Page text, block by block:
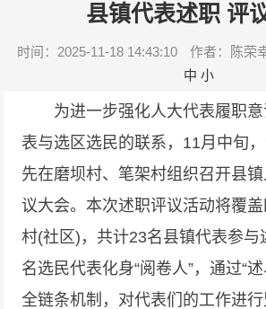
县镇代表述职 评
时间：2025-11-18 14:43:10 作者：陈荣
中 小
为进一步强化人大代表履职意
表与选区选民的联系，11月中旬
先在磨坝村、笔架村组织召开县
议大会。本次述职评议活动将覆
村(社区)，共计23名县镇代表参与
名选民代表化身“阅卷人”，通过“
全链条机制，对代表们的工作进行